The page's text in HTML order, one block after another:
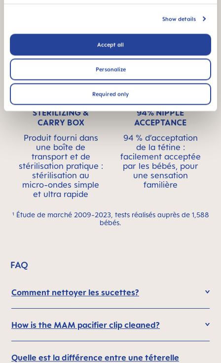
Show details
Accept all
Personalize
Required only
vigueur. Il ne contient
pas non plus de BPS.
STERILIZING &
CARRY BOX
Produit fourni dans
une boîte de
transport et de
stérilisation pratique :
stérilisation au
micro-ondes simple
et ultra rapide
94% NIPPLE
ACCEPTANCE
94 % d’acceptation
de la tétine :
facilement acceptée
par les bébés, pour
une sensation
familière
¹ Étude de marché 2009-2023, tests réalisés auprès de 1,588
bébés.
FAQ
Comment nettoyer les sucettes?
How is the MAM pacifier clip cleaned?
Quelle est la différence entre une téterelle